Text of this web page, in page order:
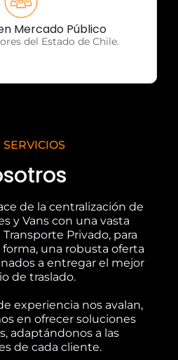
Mercado Público
del Estado de Chile.
Servicios
SERVICIOS
de la centralización de
y Vans con una vasta
Privado, para
una robusta oferta
a entregar el mejor
de traslado.
experiencia nos avalan,
en ofrecer soluciones
adaptándonos a las
de cada cliente.